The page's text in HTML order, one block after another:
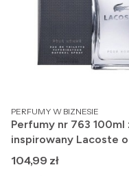
PRODUCENT
PERFUMY W BIZNESIE
Perfumy nr 763
inspirowany Lacoste
Cena
104,99 zł